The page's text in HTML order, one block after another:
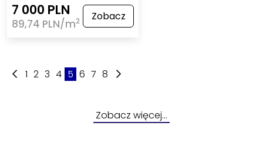
7 000 PLN
89,74 PLN/m2 Zobacz
1 2 3 4 5 6 7 8
Zobacz więcej…